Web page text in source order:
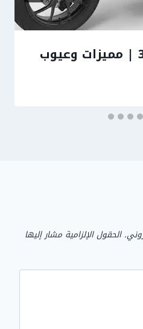
مواصفات هوجن 3 | مميزات وعيوب
الحقول الإلزامية مشار إليها